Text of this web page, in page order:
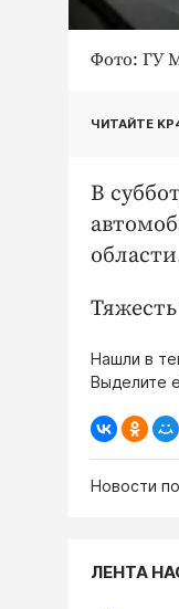
Фото: ГУ
ЧИТАЙТЕ
В
Нашли в
Выделите
Новости
ЛЕНТА